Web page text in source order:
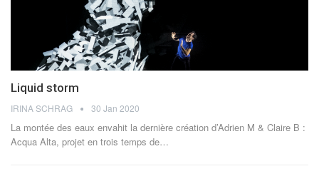
Liquid storm
IRINA SCHRAG 30 Jan 2020
La montée des eaux envahit la dernière création d’Adrien M & Claire B :
Acqua Alta, projet en trois temps de…